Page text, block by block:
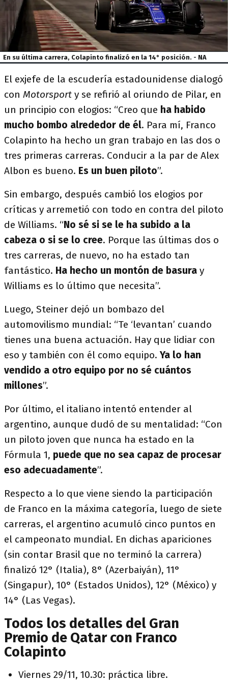
En su última carrera, Colapinto finalizó en la 14° posición. - NA
El exjefe de la escudería estadounidense dialogó
con Motorsport y se refirió al oriundo de Pilar, en
un principio con elogios: “Creo que ha habido
mucho bombo alrededor de él. Para mí, Franco
Colapinto ha hecho un gran trabajo en las dos o
tres primeras carreras. Conducir a la par de Alex
Albon es bueno. Es un buen piloto”.
Sin embargo, después cambió los elogios por
críticas y arremetió con todo en contra del piloto
de Williams. “No sé si se le ha subido a la
cabeza o si se lo cree. Porque las últimas dos o
tres carreras, de nuevo, no ha estado tan
fantástico. Ha hecho un montón de basura y
Williams es lo último que necesita”.
Luego, Steiner dejó un bombazo del
automovilismo mundial: “Te ‘levantan’ cuando
tienes una buena actuación. Hay que lidiar con
eso y también con él como equipo. Ya lo han
vendido a otro equipo por no sé cuántos
millones”.
Por último, el italiano intentó entender al
argentino, aunque dudó de su mentalidad: “Con
un piloto joven que nunca ha estado en la
Fórmula 1, puede que no sea capaz de procesar
eso adecuadamente”.
Respecto a lo que viene siendo la participación
de Franco en la máxima categoría, luego de siete
carreras, el argentino acumuló cinco puntos en
el campeonato mundial. En dichas apariciones
(sin contar Brasil que no terminó la carrera)
finalizó 12° (Italia), 8° (Azerbaiyán), 11°
(Singapur), 10° (Estados Unidos), 12° (México) y
14° (Las Vegas).
Todos los detalles del Gran
Premio de Qatar con Franco
Colapinto
Viernes 29/11, 10.30: práctica libre.